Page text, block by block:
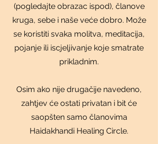
(pogledajte obrazac ispod), članove
kruga, sebe i naše veće dobro. Može
se koristiti svaka molitva, meditacija,
pojanje ili iscjeljivanje koje smatrate
prikladnim.
Osim ako nije drugačije navedeno,
zahtjev će ostati privatan i bit će
saopšten samo članovima
Haidakhandi Healing Circle.